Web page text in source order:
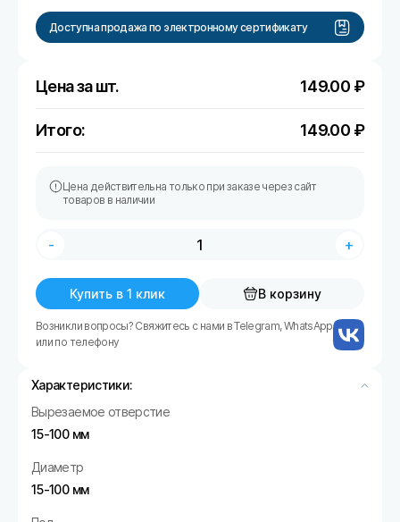
Доступна продажа по электронному сертификату
Цена за шт. 149.00 ₽
Итого: 149.00 ₽
Цена действительна только при заказе через сайт
товаров в наличии
- +
Купить в 1 клик В корзину
Возникли вопросы? Свяжитесь с нами в Telegram, WhatsApp
или по телефону
Характеристики:
Вырезаемое отверстие
15-100 мм
Диаметр
15-100 мм